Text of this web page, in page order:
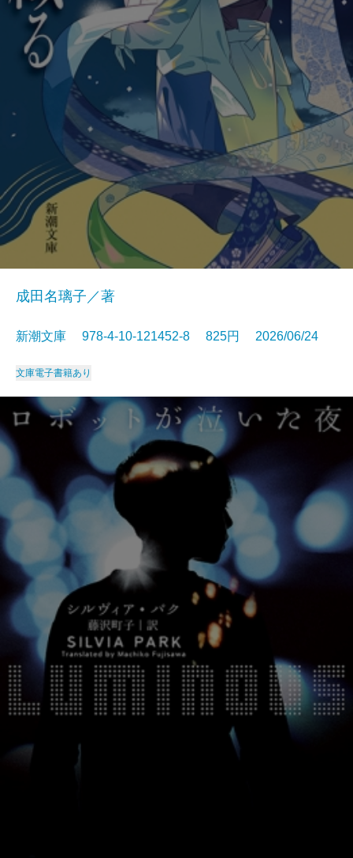
成田名璃子／著
新潮文庫 978-4-10-121452-8 825円 2026/06/24
文庫電子書籍あり